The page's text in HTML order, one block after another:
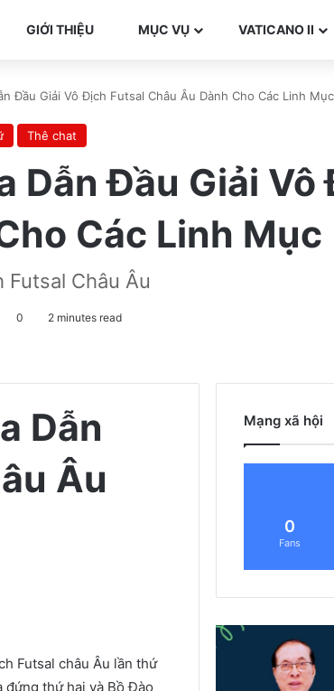
GIỚI THIỆU MỤC VỤ VATICANO II
Đầu Giải Vô Địch Futsal Châu Âu Dành Cho Các Linh Mục
Thê chat
Dẫn Đầu Giải
Các Linh Mục
Futsal Châu Âu
0 2 minutes read
Dẫn
Âu
Futsal châu Âu lần thứ
đứng thứ hai và Bồ Đào
Mạng xã hội
0
Fans
Đ
ể